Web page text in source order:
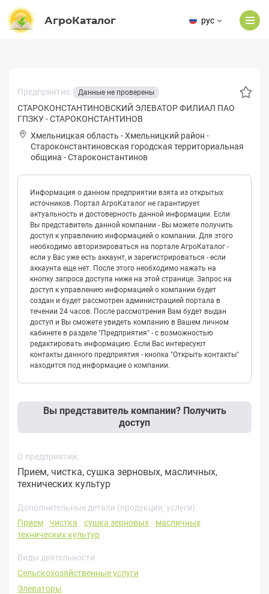
АгроКаталог рус
Предприятие: Данные не проверены
СТАРОКОНСТАНТИНОВСКИЙ ЭЛЕВАТОР ФИЛИАЛ ПАО
ГПЗКУ - СТАРОКОНСТАНТИНОВ
Хмельницкая область -Хмельницкий район -
Стapoкoнстантиновская городская территориальная
община -Староконстантинов
Информация о данном предприятии взята из открытых
источников. Портал АгроКаталог не гарантирует
актуальность и достоверность данной информации. Если
Вы представитель данной компании - Вы можете получить
доступ к управлению информацией о компании. Для этого
необходимо авторизироваться на портале АгроКаталог -
если у Вас уже есть аккаунт, и зарегистрироваться - если
аккаунта еще нет. После этого необходимо нажать на
кнопку запроса доступа ниже на этой странице. Запрос на
доступ к управлению информацией о компании будет
создан и будет рассмотрен администрацией портала в
течении 24 часов. После рассмотрения Вам будет выдан
доступ и Вы сможете увидеть компанию в Вашем личном
кабинете в разделе "Предприятия" - с возможностью
редактировать информацию. Если Вас интересуют
контакты данного предприятия - кнопка "Открыть контакты"
находится под информацие о компании.
Вы представитель компании? Получить
доступ
О предприятии:
Прием, чистка, сушка зерновых, масличных,
технических культур
Дополнительные детали (продукция, услуги):
Прием
чистка сушка зерновых
масличных
технических культур
Виды деятельности
Сельскохозяйственные услуги
Элеваторы